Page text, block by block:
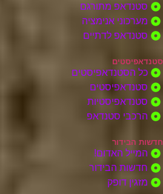
סטנדאפ מתורגם
מערכוני אנימציה
סטנדאפ לדתיים
סטנדאפיסטים
כל הסטנדאפיסטים
סטנדאפיסטים
סטנדאפיסטיות
הרכבי סטנדאפ
חדשות הבידור
המייל האדום!
חדשות הבידור
מזגין דופק